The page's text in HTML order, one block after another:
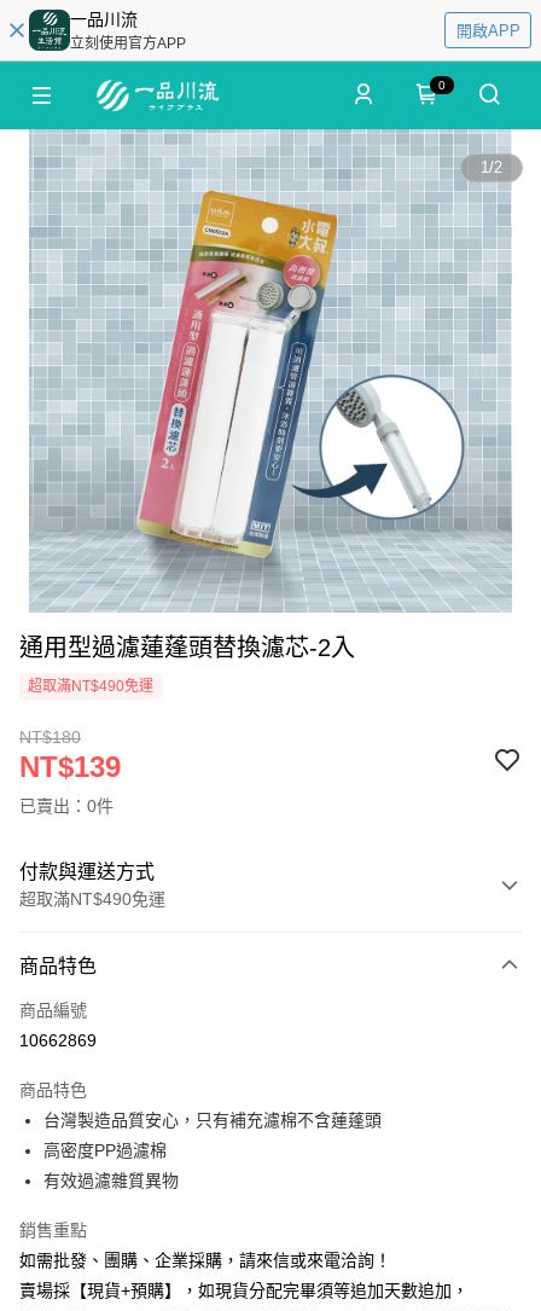
一品川流
立刻使用官方APP
開啟APP
0
1/2
通用型過濾蓮蓬頭替換濾芯-2入
超取滿NT$490免運
NT$180
NT$139
已賣出：0件
付款與運送方式
超取滿NT$490免運
信用卡一次付款
信用卡分期付款
合作金庫商業銀行
華南商業銀行
彰化商業銀行
上海商業儲蓄銀行
國泰世華商業銀行
匯豐（台灣）商業銀行
聯邦商業銀行
遠東國際商業銀行
元大商業銀行
永豐商業銀行
6 期 0 利率 每期
華南商業銀行
上海商業儲蓄銀行
臺灣中小企業銀行
匯豐（台灣）商業銀行
華泰商業銀行
聯邦商業銀行
遠東國際商業銀行
12 期 0 利率 每期 NT$11
合作金庫商業銀行
上海商業儲蓄銀行
國泰世華商業銀行
兆豐國際商業銀行
臺灣中小企業銀行
台中商業銀行
匯豐（台灣）商業銀行
華泰商業銀行
超商取貨付款
LINE Pay
Apple Pay
商品特色
商品編號
10662869
商品特色
台灣製造品質安心，只有補充濾棉不含蓮蓬頭
高密度PP過濾棉
有效過濾雜質異物
銷售重點
如需批發、團購、企業採購，請來信或來電洽詢！
賣場採【現貨+預購】，如現貨分配完畢須等追加天數追加，